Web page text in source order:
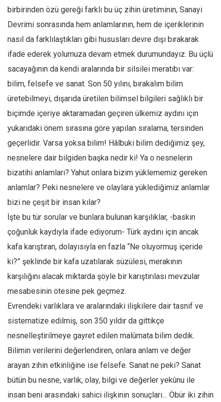
Kategoriler
Kültür Sanat
Kitap
Karisi kitap sualleri
7 soruda bu hafta
Ekonomi
Gıda-Beslenme
Hayat
Türkiye
Siyaset
Dünya
Avrupa
Asya
Avustralya
Tarih
Düşünce
Dosyalar
birbirinden özü gereği farklı bu üç zihin üretiminin, Sanayi
Devrimi sonrasında hem anlamlarının, hem de içeriklerinin
nasıl da farklılaştıkları gibi hususları devre dışı bırakarak
ifade ederek yolumuza devam etmek durumundayız. Bu üçlü
sacayağının da kendi aralarında bir silsilei meratıbı var:
bilim, felsefe ve sanat. Son 50 yılını, bırakalım bilim
üretebilmeyi, dışarıda üretilen bilimsel bilgileri sağlıklı bir
biçimde içeriye aktaramadan geçiren ülkemiz aydını için
yukarıdaki önem sırasına göre yapılan sıralama, tersinden
geçerlidir. Varsa yoksa bilim! Hâlbuki bilim dediğimiz şey,
nesnelere dair bilgiden başka nedir ki! Ya o nesnelerin
bizatihi anlamları? Yahut onlara bizim yüklememiz gereken
anlamlar? Peki nesnelere ve olaylara yüklediğimiz anlamlar
bizi ne çeşit bir insan kılar?
İşte bu tür sorular ve bunlara bulunan karşılıklar, -baskın
çoğunluk kaydıyla ifade ediyorum- Türk aydını için ancak
kafa karıştıran, dolayısıyla en fazla “Ne oluyormuş içeride
ki?” şeklinde bir kafa uzatılarak süzülesi, merakının
karşılığını alacak miktarda şöyle bir karıştırılası mevzular
mesabesinin ötesine pek geçmez.
Evrendeki varlıklara ve aralarındaki ilişkilere dair tasnif ve
sistematize edilmiş, son 350 yıldır da gittikçe
nesnelleştirilmeye gayret edilen malûmata bilim dedik.
Bilimin verilerini değerlendiren, onlara anlam ve değer
arayan zihin etkinliğine ise felsefe. Sanat ne peki? Sanat
bütün bu nesne, varlık, olay, bilgi ve değerler yekûnu ile
insan beni arasındaki sahici ilişkinin sonuçları… Öbür iki zihin